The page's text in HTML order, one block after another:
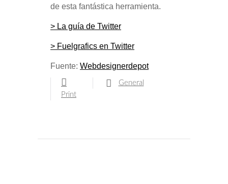
de esta fantástica herramienta.
> La guía de Twitter
> Fuelgrafics en Twitter
Fuente: Webdesignerdepot
Print
General